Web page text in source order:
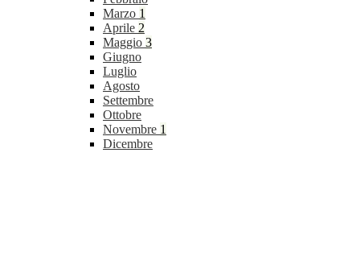
Marzo 1
Aprile 2
Maggio 3
Giugno
Luglio
Agosto
Settembre
Ottobre
Novembre 1
Dicembre